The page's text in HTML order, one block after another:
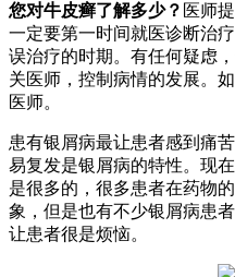
您对牛皮癣了解多少？ 医师
一定要第一时间就医诊断治
误治疗的时期。有任何疑虑
关医师，控制病情的发展。
医师。
患有银屑病最让患者感到痛
易复发是银屑病的特性。现
是很多的，很多患者在药物
象，但是也有不少银屑病患
让患者很是烦恼。